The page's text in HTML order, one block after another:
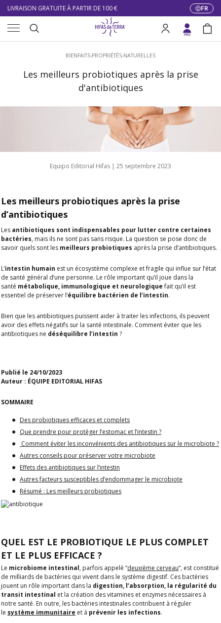
Aller au contenu
LIVRAISON GRATUITE À PARTIR DE 100 €
DU 27/07 AU 09/08 : SERVICE CLIENT DE 9h30 À 12h30.
Langue
FR
Recherche Se connecter
BIENFAITS-PROPRIÉTÉS-NATURELLES
Les meilleurs probiotiques après la prise
d'antibiotiques
Equipo Editorial Hifas | 25 septembre 2023
Les meilleurs probiotiques après la prise
d’antibiotiques
Les antibiotiques sont indispensables pour lutter contre certaines
bactéries, mais ils ne sont pas sans risque. La question se pose donc de
savoir quels sont les meilleurs probiotiques après la prise d’antibiotiques.
L’intestin humain est un écosystème complexe et fragile qui influe sur l’état
de santé général d’une personne. Le rôle important qu’il joue dans la
santé métabolique, immunologique et neurologique fait qu’il est
essentiel de préserver l’équilibre bactérien de l’intestin.
Bien que les antibiotiques puissent aider à traiter les infections, ils peuvent
avoir des effets négatifs sur la santé intestinale. Comment éviter que les
antibiotiques ne déséquilibre l’intestin ?
Publié le 24/10/2023
Auteur : ÉQUIPE EDITORIAL HIFAS
SOMMAIRE
Des probiotiques efficaces et complets
Que prendre pour protéger l’estomac et l’intestin ?
Comment éviter les inconvénients des antibiotiques sur le microbiote ?
Autres conseils pour préserver votre microbiote
Effets des antibiotiques sur l’intestin
Autres facteurs susceptibles d’endommager le microbiote
Résumé : Les meilleurs probiotiques
QUEL EST LE PROBIOTIQUE LE PLUS COMPLET
ET LE PLUS EFFICACE ?
Le microbiome intestinal, parfois appelé “deuxième cerveau“, est constitué
de milliards de bactéries qui vivent dans le système digestif. Ces bactéries
jouent un rôle important dans la digestion, l’absorption, la régularité du
transit intestinal et la création des vitamines et enzymes nécessaires à
notre santé. En outre, les bactéries intestinales contribuent à réguler
le système immunitaire et à prévenir les infections.